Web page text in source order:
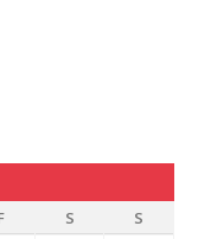
S
S